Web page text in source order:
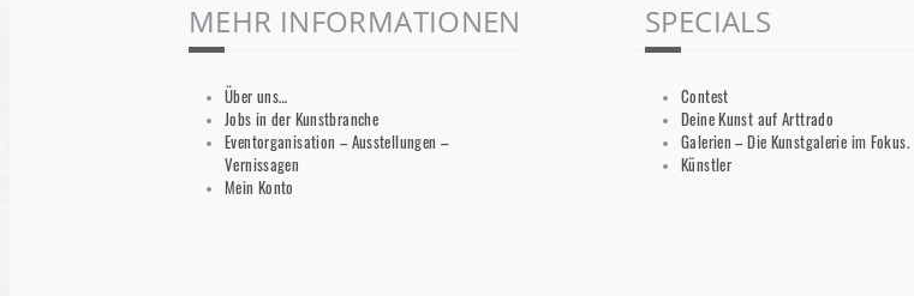
MEHR INFORMATIONEN
Über uns…
Jobs in der Kunstbranche
Eventorganisation – Ausstellungen –
Vernissagen
Mein Konto
SPECIALS
Contest
Deine Kunst auf Arttrado
Galerien – Die Kunstgalerie im Fokus.
Künstler